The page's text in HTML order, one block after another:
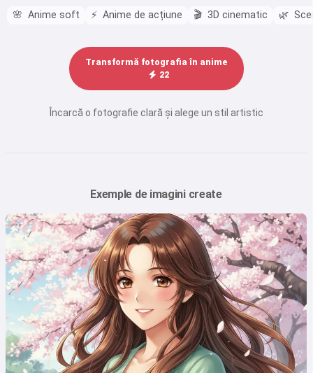
🌸 Anime soft ⚡ Anime de acțiune 🎬 3D cinematic 🌿
Transformă fotografia în anime
22
Încarcă o fotografie clară și alege un stil artistic
Exemple de imagini create